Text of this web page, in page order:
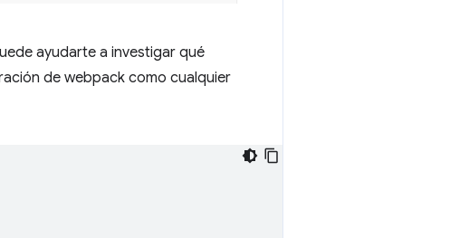
ayudarte a investigar qué
de webpack como cualquier